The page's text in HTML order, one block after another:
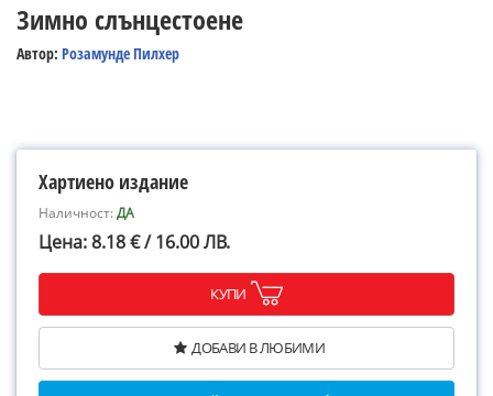
Зимно слънцестоене
Автор: Розамунде Пилхер
Хартиено издание
Наличност:ДА
Цена: 8.18 € / 16.00 ЛВ.
КУПИ
ДОБАВИ В ЛЮБИМИ